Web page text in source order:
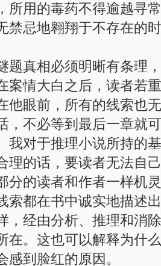
所用的毒药不得逾越寻
禁忌地翱翔于不存在的
题真相必须明晰有条理
案情大白之后，读者若
他眼前，所有的线索也
，不必等到最后一章就
我对于推理小说所持的
理的话，要读者无法自
分的读者和作者一样机
索都在书中诚实地描述
，经由分析、推理和消
在。这也可以解释为什
感到脸红的原因。